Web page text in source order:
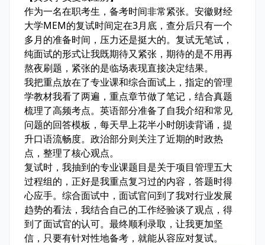
作为一名在职考生，备考时间非常紧张。安徽财经
大学MEM的复试时间定在3月底，查分后只有一个
多月的准备时间，压力还是挺大的。复试无笔试，
纯面试的形式让我既期待又紧张，期待的是不用再
熬夜刷题，紧张的是临场表现直接决定结果。
我把重点放在了专业课和综合面试上，指定的管理
学教材我看了两遍，重点章节做了笔记，结合真题
梳理了高频考点。英语部分准备了自我介绍和常见
问题的回答模板，每天早上花半小时朗读背诵，提
升口语流畅度。政治部分则关注了近期的时政热
点，整理了核心观点。
复试时，我抽到的专业课题目是关于项目管理五大
过程组的，正好是我重点复习过的内容，答题时得
心应手。综合面试中，面试官问到了我对行业发展
趋势的看法，我结合自己的工作经验谈了观点，得
到了面试官的认可。最终顺利录取，让我更加坚
信，只要有针对性地备考，就能从容应对复试。